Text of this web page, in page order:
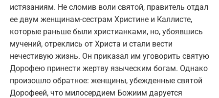
истязаниям. Не сломив воли святой, правитель отдал
ее двум женщинам-сестрам Христине и Каллисте,
которые раньше были христианками, но, убоявшись
мучений, отреклись от Христа и стали вести
нечестивую жизнь. Он приказал им уговорить святую
Дорофею принести жертву языческим богам. Однако
произошло обратное: женщины, убежденные святой
Дорофеей, что милосердием Божиим даруется